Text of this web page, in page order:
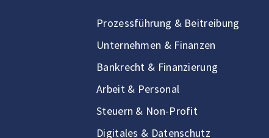
Prozessführung & Beitreibung
Unternehmen & Finanzen
Bankrecht & Finanzierung
Arbeit & Personal
Steuern & Non-Profit
Digitales & Datenschutz